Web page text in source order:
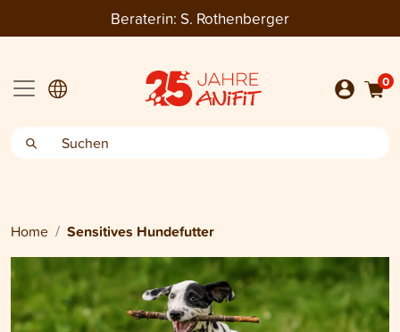
Beraterin: S. Rothenberger
0
Home Sensitives Hundefutter